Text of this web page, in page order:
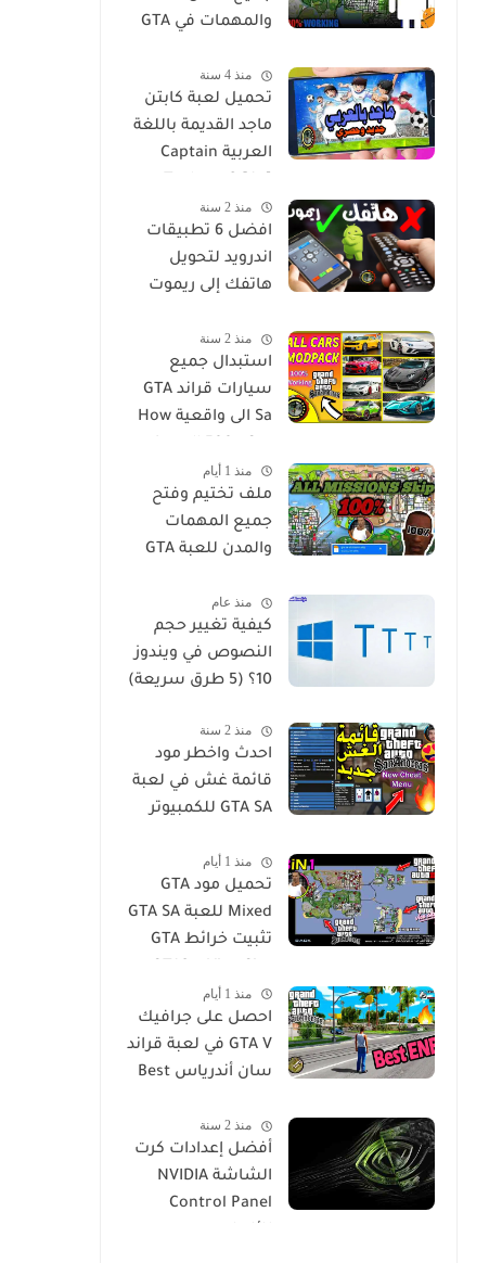
والمهمات في GTA
Save Game Tamat
100% - Gta Sa
Android/Mobile
منذ 4 سنة
تحميل لعبة كابتن
ماجد القديمة باللغة
العربية Captain
مترجم للاندرويد
منذ 2 سنة
افضل 6 تطبيقات
اندرويد لتحويل
هاتفك إلى ريموت
تحكم عن بعد لاي
جهاز في منزلك
منذ 2 سنة
استبدال جميع
سيارات قراند GTA
Sa الى واقعية How
Replace Pack in GTA
San
منذ 1 أيام
ملف تختيم وفتح
جميع المهمات
والمدن للعبة GTA
منذ عام
كيفية تغيير حجم
النصوص في ويندوز
10؟ (5 طرق سريعة)
منذ 2 سنة
احدث واخطر مود
قائمة غش في لعبة
GTA SA للكمبيوتر
Cheat Menu Mod
Free Download for
PC
منذ 1 أيام
تحميل مود GTA
Mixed للعبة GTA SA
تثبيت خرائط GTA
جميع الميزات في
لعبة San Andres
منذ 1 أيام
احصل على جرافيك
GTA V في لعبة قراند
سان أندرياس Best
Graphics MOD -
GTA Sa For
Windows 10
منذ 2 سنة
أفضل إعدادات كرت
الشاشة NVIDIA
Control Panel